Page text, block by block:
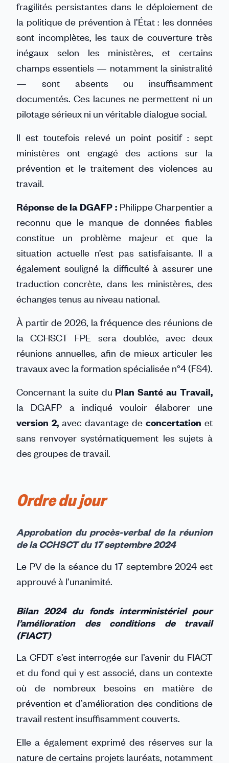
fragilités persistantes dans le déploiement de
la politique de prévention à l’État : les données
sont incomplètes, les taux de couverture très
inégaux selon les ministères, et certains
champs essentiels — notamment la sinistralité
— sont absents ou insuffisamment
documentés. Ces lacunes ne permettent ni un
pilotage sérieux ni un véritable dialogue social.
Il est toutefois relevé un point positif : sept
ministères ont engagé des actions sur la
prévention et le traitement des violences au
travail.
Réponse de la DGAFP : Philippe Charpentier a
reconnu que le manque de données fiables
constitue un problème majeur et que la
situation actuelle n’est pas satisfaisante. Il a
également souligné la difficulté à assurer une
traduction concrète, dans les ministères, des
échanges tenus au niveau national.
À partir de 2026, la fréquence des réunions de
la CCHSCT FPE sera doublée, avec deux
réunions annuelles, afin de mieux articuler les
travaux avec la formation spécialisée n°4 (FS4).
Concernant la suite du Plan Santé au Travail,
la DGAFP a indiqué vouloir élaborer une
version 2, avec davantage de concertation et
sans renvoyer systématiquement les sujets à
des groupes de travail.
Ordre du jour
Approbation du procès-verbal de la réunion
de la CCHSCT du 17 septembre 2024
Le PV de la séance du 17 septembre 2024 est
approuvé à l’unanimité.
Bilan 2024 du fonds interministériel pour
l’amélioration des conditions de travail
(FIACT)
La CFDT s’est interrogée sur l’avenir du FIACT
et du fond qui y est associé, dans un contexte
où de nombreux besoins en matière de
prévention et d’amélioration des conditions de
travail restent insuffisamment couverts.
Elle a également exprimé des réserves sur la
nature de certains projets lauréats, notamment